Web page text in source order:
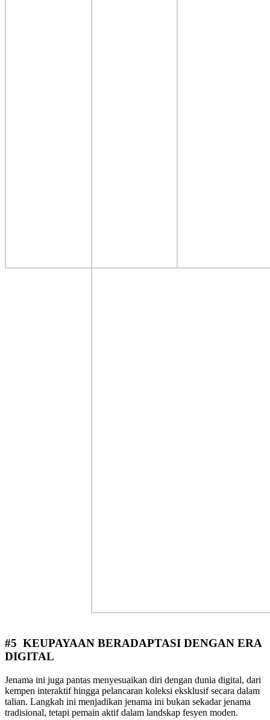
#5 KEUPAYAAN BERADAPTASI DENGAN ERA
DIGITAL
Jenama ini juga pantas menyesuaikan diri dengan dunia digital, dari
kempen interaktif hingga pelancaran koleksi eksklusif secara dalam
talian. Langkah ini menjadikan jenama ini bukan sekadar jenama
tradisional, tetapi pemain aktif dalam landskap fesyen moden.